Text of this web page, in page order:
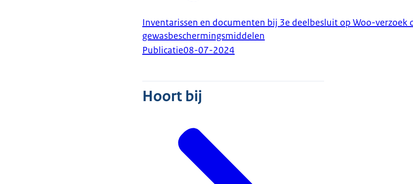
Inventarissen en documenten bij 3e deelbesluit op Woo-verzoek
gewasbeschermingsmiddelen
Publicatie08-07-2024
Hoort bij